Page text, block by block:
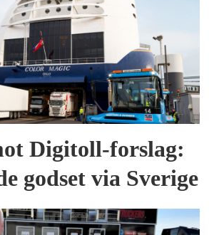
Digitoll-forslag:
godset via Sverige